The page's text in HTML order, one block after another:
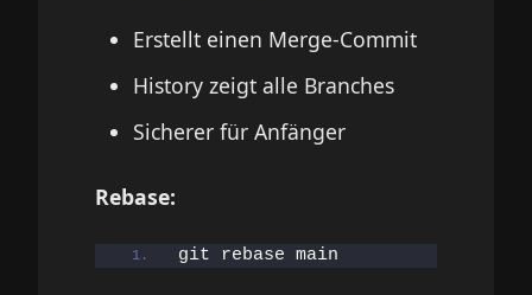
Erstellt einen Merge-Commit
History zeigt alle Branches
Sicherer für Anfänger
Rebase:
git rebase main